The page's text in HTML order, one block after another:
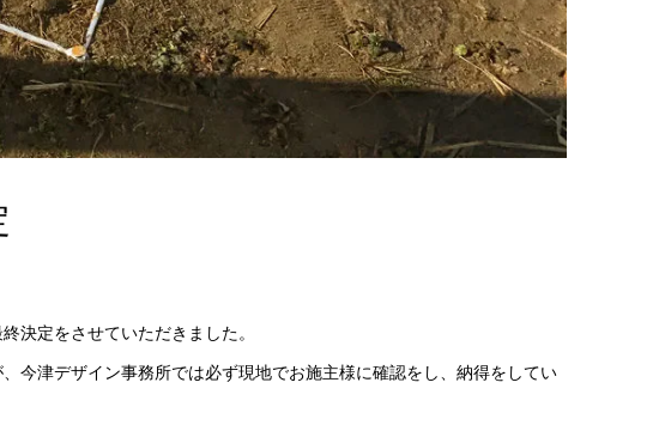
決定をさせていただきました。
今津デザイン事務所では必ず現地でお施主様に確認をし、納得をしてい